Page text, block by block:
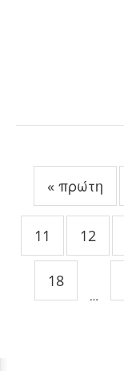
« πρώτη
11 12
18
…